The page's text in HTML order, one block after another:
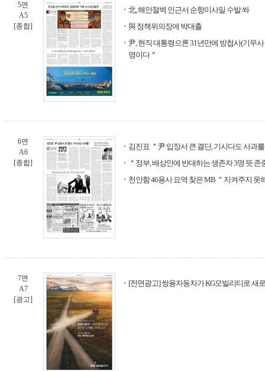
5면
A5
[종합]
北, 해안절벽 인근서 순항미사일 수발 쏴
與 정책위의장에 박대출
尹, 현직 대통령으론 31년만에 방첩사(기무
명이다＂
6면
A6
[종합]
김진표 ＂尹 입장서 큰 결단, 기시다도 사과
＂정부, 배상안에 반대하는 생존자 3명 뜻 존
천안함 46용사 묘역 찾은 MB ＂지켜주지 못
7면
A7
[광고]
[전면광고] 쌍용자동차가 KG모빌리티로 새